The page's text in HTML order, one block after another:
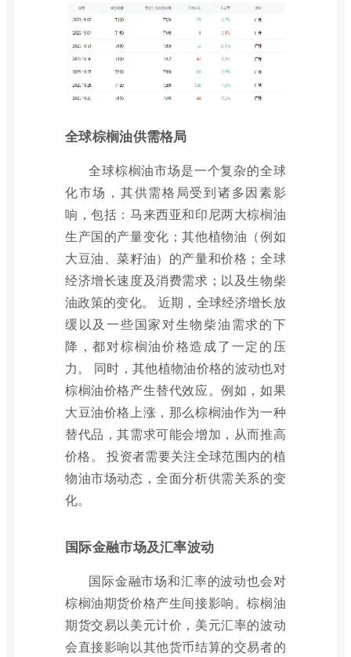
全球棕榈油供需格局
全球棕榈油市场是一个复杂的全球
化市场，其供需格局受到诸多因素影
响，包括：马来西亚和印尼两大棕榈油
生产国的产量变化；其他植物油（例如
大豆油、菜籽油）的产量和价格；全球
经济增长速度及消费需求；以及生物柴
油政策的变化。 近期，全球经济增长放
缓以及一些国家对生物柴油需求的下
降，都对棕榈油价格造成了一定的压
力。 同时，其他植物油价格的波动也对
棕榈油价格产生替代效应。例如，如果
大豆油价格上涨，那么棕榈油作为一种
替代品，其需求可能会增加，从而推高
价格。 投资者需要关注全球范围内的植
物油市场动态，全面分析供需关系的变
化。
国际金融市场及汇率波动
国际金融市场和汇率的波动也会对
棕榈油期货价格产生间接影响。棕榈油
期货交易以美元计价，美元汇率的波动
会直接影响以其他货币结算的交易者的